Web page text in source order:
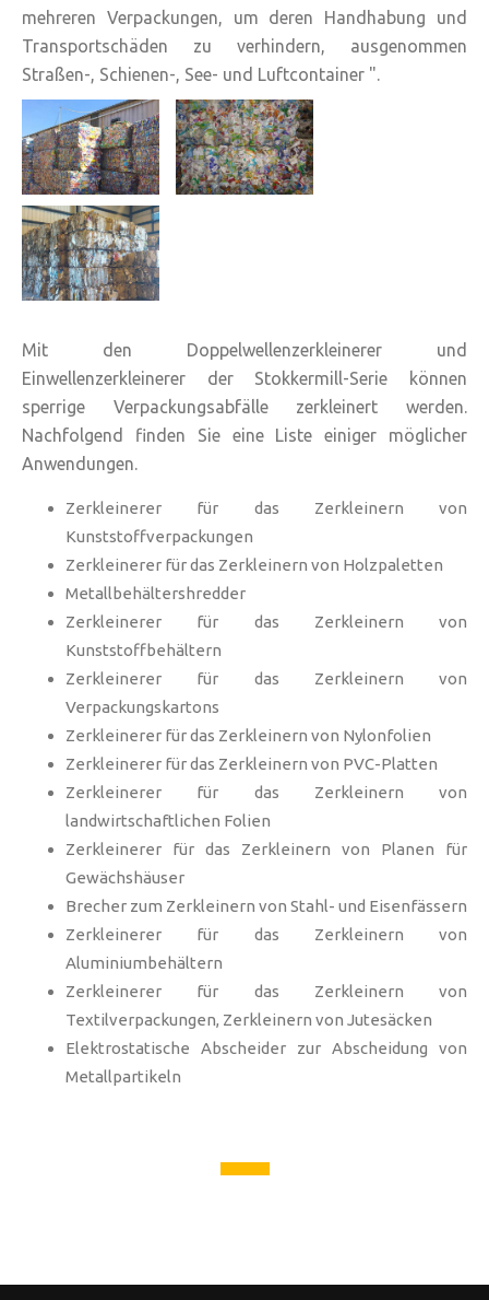
mehreren Verpackungen, um deren Handhabung und
Transportschäden zu verhindern, ausgenommen
Straßen-, Schienen-, See- und Luftcontainer ".
Mit den Doppelwellenzerkleinerer und
Einwellenzerkleinerer der Stokkermill-Serie können
sperrige Verpackungsabfälle zerkleinert werden.
Nachfolgend finden Sie eine Liste einiger möglicher
Anwendungen.
Zerkleinerer für das Zerkleinern von
Kunststoffverpackungen
Zerkleinerer für das Zerkleinern von Holzpaletten
Metallbehältershredder
Zerkleinerer für das Zerkleinern von
Kunststoffbehältern
Zerkleinerer für das Zerkleinern von
Verpackungskartons
Zerkleinerer für das Zerkleinern von Nylonfolien
Zerkleinerer für das Zerkleinern von PVC-Platten
Zerkleinerer für das Zerkleinern von
landwirtschaftlichen Folien
Zerkleinerer für das Zerkleinern von Planen für
Gewächshäuser
Brecher zum Zerkleinern von Stahl- und Eisenfässern
Zerkleinerer für das Zerkleinern von
Aluminiumbehältern
Zerkleinerer für das Zerkleinern von
Textilverpackungen, Zerkleinern von Jutesäcken
Elektrostatische Abscheider zur Abscheidung von
Metallpartikeln